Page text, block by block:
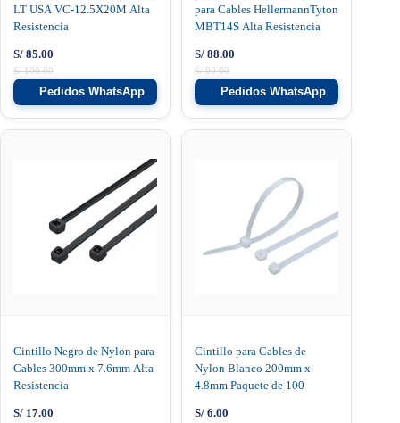
LT USA VC-12.5X20M Alta
Resistencia
S/100.00
S/ 85.00
Pedidos WhatsApp
para Cables HellermannTyton
MBT14S Alta Resistencia
S/90.00
S/ 88.00
Pedidos WhatsApp
Cintillo Negro de Nylon para
Cables 300mm x 7.6mm Alta
Resistencia
S/ 17.00
Cintillo para Cables de
Nylon Blanco 200mm x
4.8mm Paquete de 100
S/ 6.00